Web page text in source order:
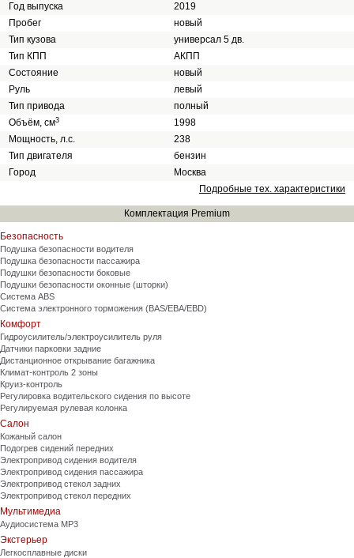
Год выпуска
2019
Пробег
новый
Тип кузова
универсал 5 дв.
Тип КПП
АКПП
Состояние
новый
Руль
левый
Тип привода
полный
Объём, см3
1998
Мощность, л.с.
238
Тип двигателя
бензин
Город
Москва
Подробные тех. характеристики
Комплектация Premium
Безопасность
Подушка безопасности водителя
Подушка безопасности пассажира
Подушки безопасности боковые
Подушки безопасности оконные (шторки)
Система ABS
Система электронного торможения (BAS/EBA/EBD)
Комфорт
Гидроусилитель/электроусилитель руля
Датчики парковки задние
Дистанционное открывание багажника
Климат-контроль 2 зоны
Круиз-контроль
Регулировка водительского сидения по высоте
Регулируемая рулевая колонка
Салон
Кожаный салон
Подогрев сидений передних
Электропривод сидения водителя
Электропривод сидения пассажира
Электропривод стекол задних
Электропривод стекол передних
Мультимедиа
Аудиосистема MP3
Экстерьер
Легкосплавные диски